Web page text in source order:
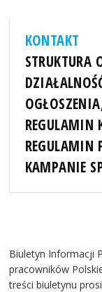
KONTAKT
STRUKTURA
REGULAMIN
REGULAMIN
KAMPANIE
Biuletyn Informacji
pracowników
treści biuletynu